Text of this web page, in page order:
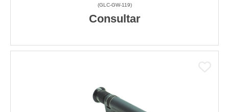
(GLC-GW-119)
Consultar